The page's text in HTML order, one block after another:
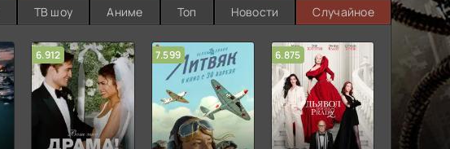
ТВ шоу Аниме Топ Новости Случайное
6.912 7.599 6.875 6.314